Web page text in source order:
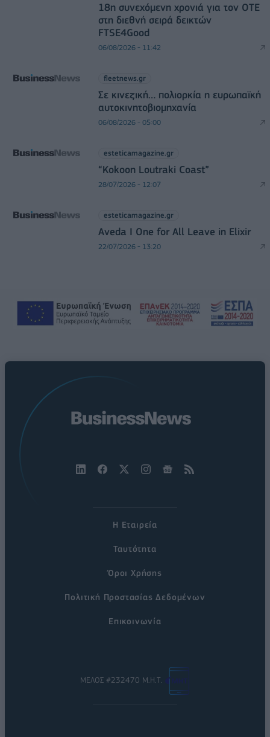
18η συνεχόμενη χρονιά για τον ΟΤΕ
στη διεθνή σειρά δεικτών
FTSE4Good
06/08/2026 - 11:42
fleetnews.gr
Σε κινεζική… πολιορκία η ευρωπαϊκή
αυτοκινητοβιομηχανία
06/08/2026 - 05:00
esteticamagazine.gr
“Kokoon Loutraki Coast”
28/07/2026 - 12:07
esteticamagazine.gr
Aveda I One for All Leave in Elixir
22/07/2026 - 13:20
Η Εταιρεία
Ταυτότητα
Όροι Χρήσης
Πολιτική Προστασίας Δεδομένων
Επικοινωνία
ΜΕΛΟΣ #232470 Μ.Η.Τ.